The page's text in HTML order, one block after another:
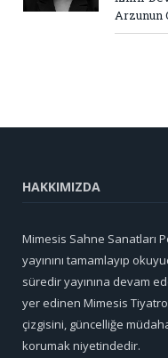
Arzunun
HAKKIMIZDA
Mimesis Sahne Sanatları
yayınını tamamlayıp
süredir yayınına devam
yer edinen Mimesis
çizgisini, güncelliğe
korumak niyetindedir.